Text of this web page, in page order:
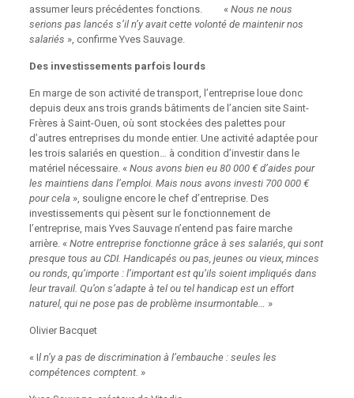
assumer leurs précédentes fonctions. «Nous ne nous
serions pas lancés s’il n’y avait cette volonté de maintenir nos
salariés », confirme Yves Sauvage.
Des investissements parfois lourds
En marge de son activité de transport, l’entreprise loue donc
depuis deux ans trois grands bâtiments de l’ancien site Saint-
Frères à Saint-Ouen, où sont stockées des palettes pour
d’autres entreprises du monde entier. Une activité adaptée pour
les trois salariés en question… à condition d’investir dans le
matériel nécessaire. «Nous avons bien eu 80 000 € d’aides pour
les maintiens dans l’emploi. Mais nous avons investi 700 000 €
pour cela », souligne encore le chef d’entreprise. Des
investissements qui pèsent sur le fonctionnement de
l’entreprise, mais Yves Sauvage n’entend pas faire marche
arrière. «Notre entreprise fonctionne grâce à ses salariés, qui sont
presque tous au CDI. Handicapés ou pas, jeunes ou vieux, minces
ou ronds, qu’importe : l’important est qu’ils soient impliqués dans
leur travail. Qu’on s’adapte à tel ou tel handicap est un effort
naturel, qui ne pose pas de problème insurmontable…
»
Olivier Bacquet
« Il n’y a pas de discrimination à l’embauche : seules les
compétences comptent. »